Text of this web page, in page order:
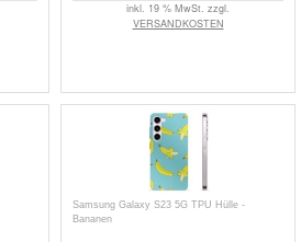
inkl. 19 % MwSt. zzgl.
VERSANDKOSTEN
Samsung Galaxy S23 5G TPU Hülle -
Bananen